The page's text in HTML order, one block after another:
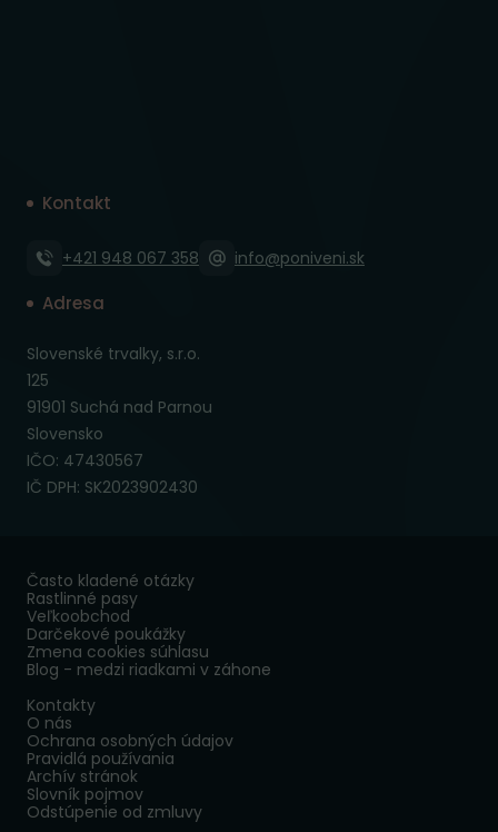
Kontakt
+421 948 067 358 info@poniveni.sk
Adresa
Slovenské trvalky, s.r.o.
125
91901 Suchá nad Parnou
Slovensko
IČO: 47430567
IČ DPH: SK2023902430
Často kladené otázky
Rastlinné pasy
Veľkoobchod
Darčekové poukážky
Zmena cookies súhlasu
Blog - medzi riadkami v záhone
Kontakty
O nás
Ochrana osobných údajov
Pravidlá používania
Archív stránok
Slovník pojmov
Odstúpenie od zmluvy